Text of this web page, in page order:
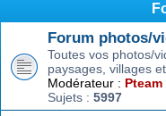
Forum photos/
Toutes vos photos/
paysages, villages
Modérateur : Pteam
Sujets : 5997